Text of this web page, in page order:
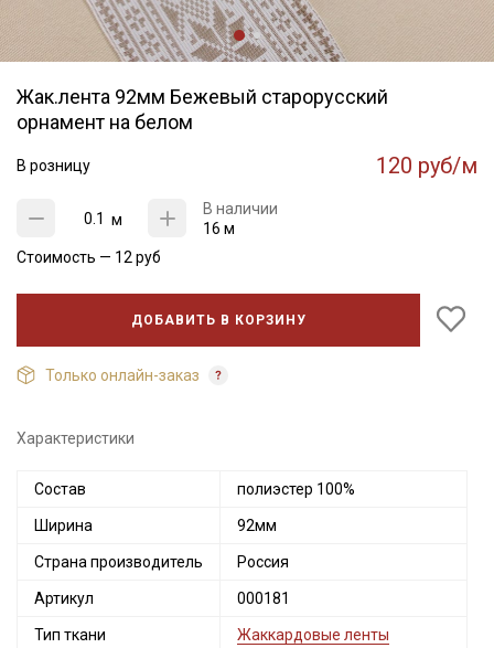
Жак.лента 92мм Бежевый старорусский
орнамент на белом
В розницу 120 руб/м
м
В наличии
16 м
Стоимость — 12 руб
ДОБАВИТЬ В КОРЗИНУ
Только онлайн-заказ
Характеристики
Состав полиэстер 100%
Ширина 92мм
Страна производитель Россия
Артикул 000181
Тип ткани Жаккардовые ленты
Секретная рассылка от Купава
промокоды и скидки до 30% на узкие
категории тканей